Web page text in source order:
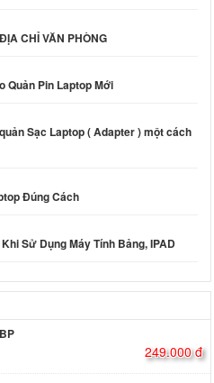
CHỈ VĂN PHÒNG
Quản Pin Laptop Mới
Sạc Laptop ( Adapter ) một cách
Đúng Cách
Sử Dụng Máy Tính Bảng, IPAD
249.000 đ